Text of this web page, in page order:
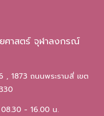
ศาสตร์ จุฬาลงกรณ์
1873 ถนนพระรามสี่ เขต
08.30 - 16.00 น.